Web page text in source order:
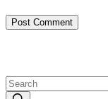
Post Comment